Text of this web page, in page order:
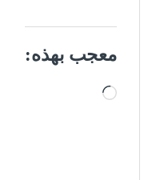
معجب بهذه:
جاري التحميل…